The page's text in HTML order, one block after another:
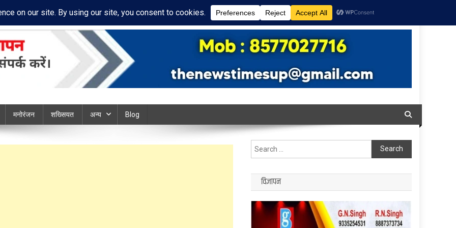
Policy Disclaimer
chandauli
मनोरंजन शख्सियत अन्य Blog
Search
for:
विज्ञापन